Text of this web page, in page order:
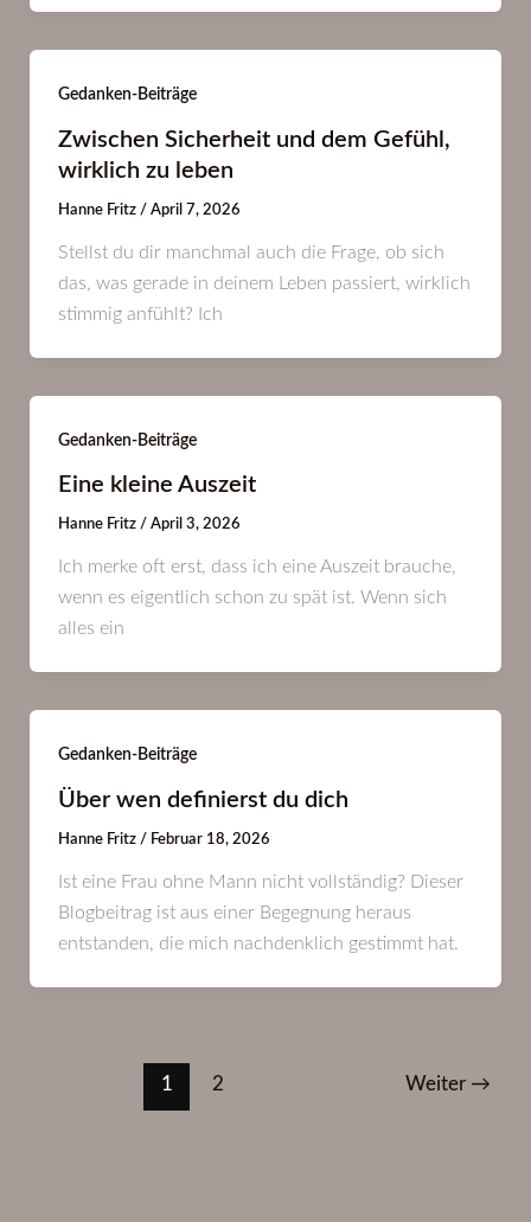
Gedanken-Beiträge
Zwischen Sicherheit und dem Gefühl,
wirklich zu leben
Hanne Fritz / April 7, 2026
Stellst du dir manchmal auch die Frage, ob sich
das, was gerade in deinem Leben passiert, wirklich
stimmig anfühlt? Ich
Gedanken-Beiträge
Eine kleine Auszeit
Hanne Fritz / April 3, 2026
Ich merke oft erst, dass ich eine Auszeit brauche,
wenn es eigentlich schon zu spät ist. Wenn sich
alles ein
Gedanken-Beiträge
Über wen definierst du dich
Hanne Fritz / Februar 18, 2026
Ist eine Frau ohne Mann nicht vollständig? Dieser
Blogbeitrag ist aus einer Begegnung heraus
entstanden, die mich nachdenklich gestimmt hat.
1 2 Weiter →